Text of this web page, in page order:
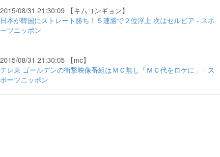
2015/08/31 21:30:09 【キムヨンギョン】
日本が韓国にストレート勝ち！５連勝で２位浮上 次はセルビア - スポ
ーツニッポン
2015/08/31 21:30:05 【mc】
テレ東 ゴールデンの衝撃映像番組はＭＣ無し「ＭＣ代をロケに」 - ス
ポーツニッポン